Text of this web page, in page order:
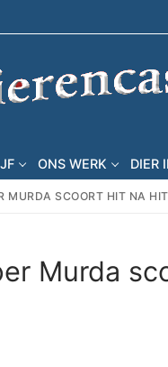
ONS WERK DIER
MURDA SCOORT HIT NA
Murda